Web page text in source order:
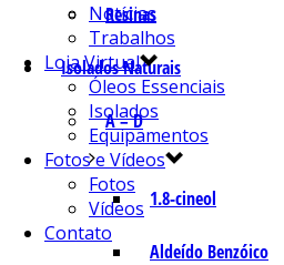
Resinas
Isolados Naturais
A – D
1.8-cineol
Aldeído Benzóico
Notícias
Trabalhos
Loja Virtual
Óleos Essenciais
Isolados
Equipamentos
Fotos e Vídeos
Fotos
Vídeos
Contato